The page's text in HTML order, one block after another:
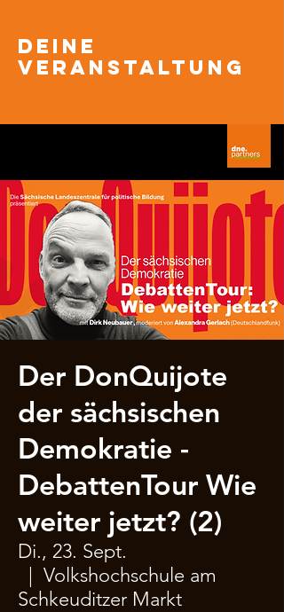
Deine
veranstaltung
Der DonQuijote
der sächsischen
Demokratie -
DebattenTour Wie
weiter jetzt? (2)
Di., 23. Sept.
Volkshochschule am
Schkeuditzer Markt